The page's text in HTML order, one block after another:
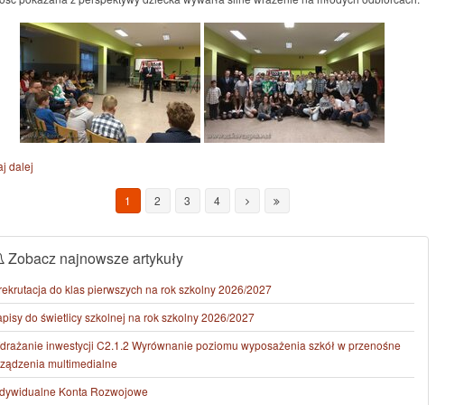
dalej
1 2 3 4
Zobacz najnowsze artykuły
do klas pierwszych na rok szkolny 2026/2027
do świetlicy szkolnej na rok szkolny 2026/2027
inwestycji C2.1.2 Wyrównanie poziomu wyposażenia szkół w przenośne
multimedialne
Konta Rozwojowe